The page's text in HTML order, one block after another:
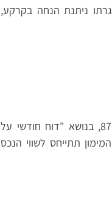
ניתנת הנחה בקרקע,
כהגדרתו בסעיף 14 להוראת הדיווח לפיקוח מספר 876, בנושא "דוח חודשי על
תתייחס לשווי הנכס